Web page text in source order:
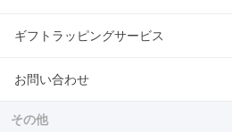
ギフトラッピングサービス
お問い合わせ
その他